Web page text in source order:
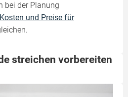
bei der Planung
Kosten und Preise für
streichen vorbereiten